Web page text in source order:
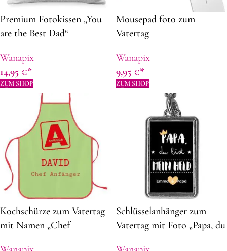
Premium Fotokissen „You
are the Best Dad“
Wanapix
14,95 €
ZUM SHOP
Mousepad foto zum
Vatertag
Wanapix
9,95 €
ZUM SHOP
Kochschürze zum Vatertag
mit Namen „Chef
Schlüsselanhänger zum
Vatertag mit Foto „Papa, du